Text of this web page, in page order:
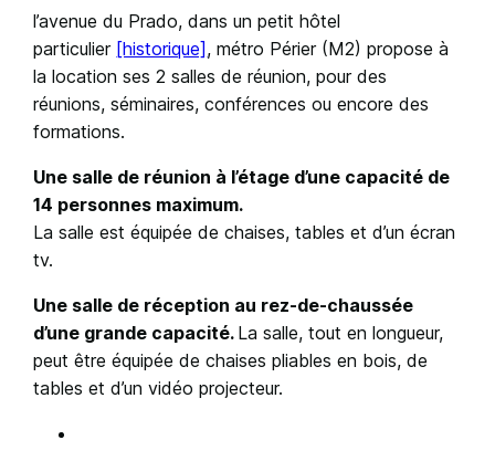
l’avenue du Prado, dans un petit hôtel
particulier [historique], métro Périer (M2) propose à
la location ses 2 salles de réunion, pour des
réunions, séminaires, conférences ou encore des
formations.
Une salle de réunion à l’étage d’une capacité de
14 personnes maximum.
La salle est équipée de chaises, tables et d’un écran
tv.
Une salle de réception au rez-de-chaussée
d’une grande capacité. La salle, tout en longueur,
peut être équipée de chaises pliables en bois, de
tables et d’un vidéo projecteur.